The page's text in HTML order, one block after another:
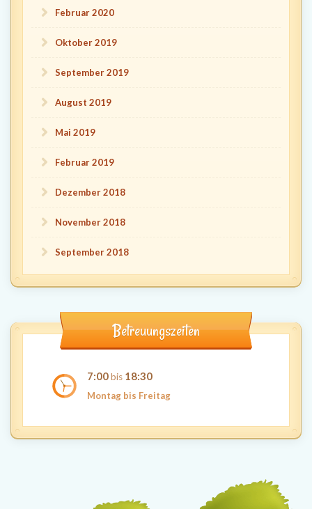
Februar 2020
Oktober 2019
September 2019
August 2019
Mai 2019
Februar 2019
Dezember 2018
November 2018
September 2018
Betreuungszeiten
7:00bis 18:30
Montag bis Freitag